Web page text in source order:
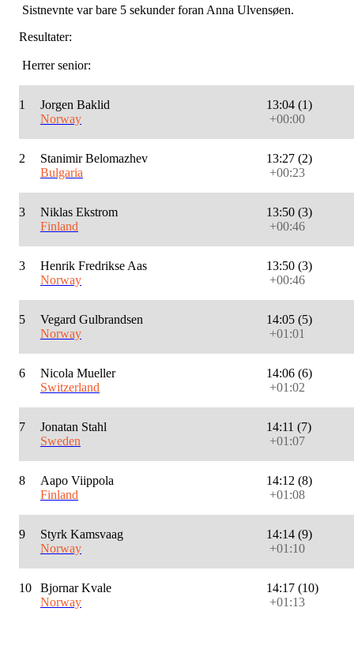
Sistnevnte var bare 5 sekunder foran Anna Ulvensøen.
Resultater:
Herrer senior:
1
Jorgen Baklid
Norway
13:04 (1)
+00:00
2
Stanimir Belomazhev
Bulgaria
13:27 (2)
+00:23
3
Niklas Ekstrom
Finland
13:50 (3)
+00:46
3
Henrik Fredrikse Aas
Norway
13:50 (3)
+00:46
5
Vegard Gulbrandsen
Norway
14:05 (5)
+01:01
6
Nicola Mueller
Switzerland
14:06 (6)
+01:02
7
Jonatan Stahl
Sweden
14:11 (7)
+01:07
8
Aapo Viippola
Finland
14:12 (8)
+01:08
9
Styrk Kamsvaag
Norway
14:14 (9)
+01:10
10
Bjornar Kvale
Norway
14:17 (10)
+01:13